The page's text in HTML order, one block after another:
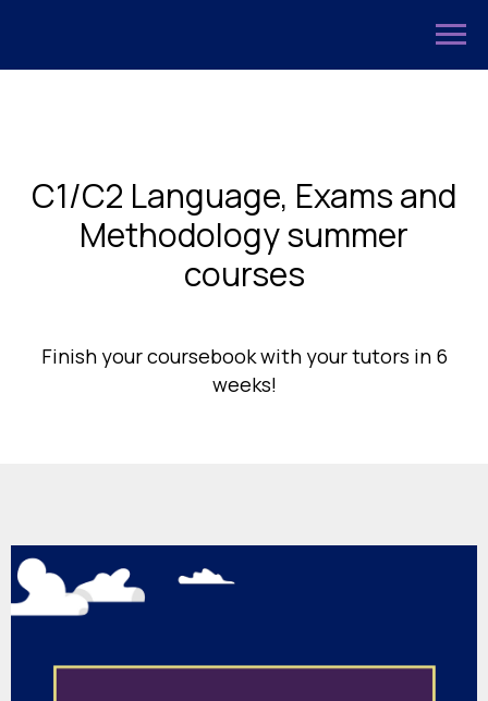
С1/С2 Language, Exams and
Methodology summer
courses
Finish your coursebook with your tutors in 6
weeks!